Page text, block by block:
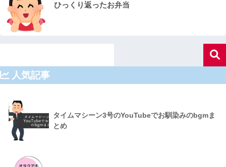
ひっくり返ったお弁当
人気記事
タイムマシーン3号のYouTubeでお馴染みのbgmま
とめ